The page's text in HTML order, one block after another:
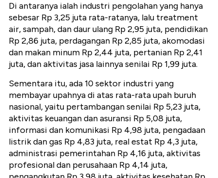
Di antaranya ialah industri pengolahan yang hanya
sebesar Rp 3,25 juta rata-ratanya, lalu treatment
air, sampah, dan daur ulang Rp 2,95 juta, pendidikan
Rp 2,86 juta, perdagangan Rp 2,85 juta, akomodasi
dan makan minum Rp 2,44 juta, pertanian Rp 2,41
juta, dan aktivitas jasa lainnya senilai Rp 1,99 juta.
Sementara itu, ada 10 sektor industri yang
membayar upahnya di atas rata-rata upah buruh
nasional, yaitu pertambangan senilai Rp 5,23 juta,
aktivitas keuangan dan asuransi Rp 5,08 juta,
informasi dan komunikasi Rp 4,98 juta, pengadaan
listrik dan gas Rp 4,83 juta, real estat Rp 4,3 juta,
administrasi pemerintahan Rp 4,16 juta, aktivitas
profesional dan perusahaan Rp 4,14 juta,